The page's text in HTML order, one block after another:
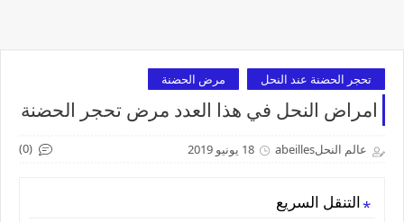
تحجر الحضنة عند النحل مرض الحضنة
امراض النحل في هذا العدد مرض تحجر الحضنة
عالم النحلabeilles 18 يونيو 2019 (0)
التنقل السريع